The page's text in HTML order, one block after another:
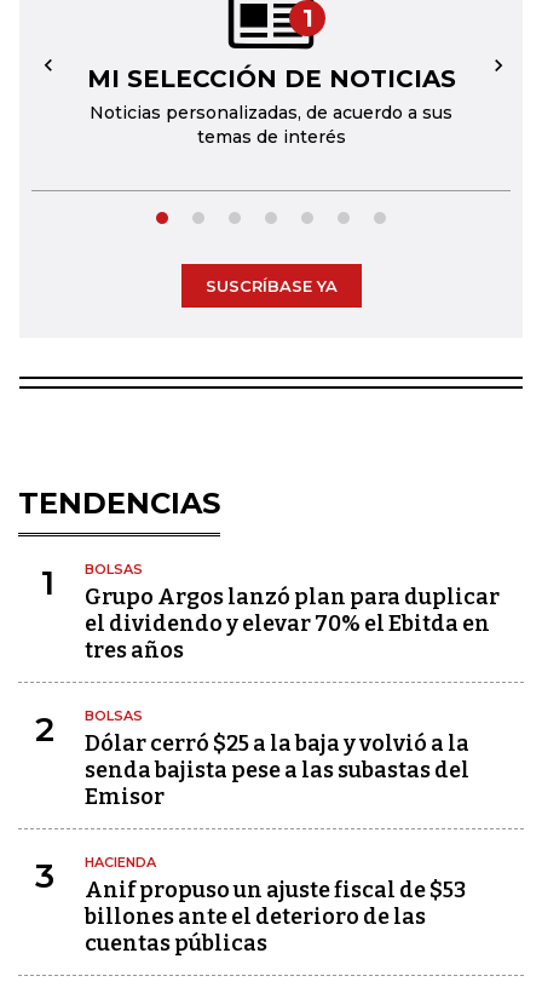
1
MI SELECCIÓN DE NOTICIAS
Noticias personalizadas, de acuerdo a sus
temas de interés
← →
SUSCRÍBASE YA
TENDENCIAS
1 BOLSAS
Grupo Argos lanzó plan para duplicar
el dividendo y elevar 70% el Ebitda en
tres años
2 BOLSAS
Dólar cerró $25 a la baja y volvió a la
senda bajista pese a las subastas del
Emisor
3 HACIENDA
Anif propuso un ajuste fiscal de $53
billones ante el deterioro de las
cuentas públicas